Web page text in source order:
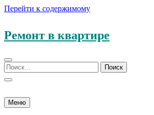
Перейти к содержимому
Ремонт в квартире
Меню